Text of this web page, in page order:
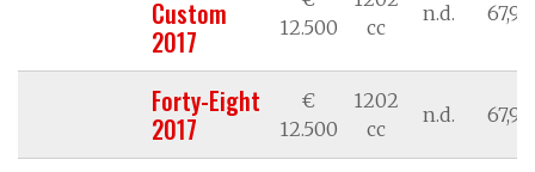
Custom
2017
12.500
cc
n.d.
Forty-Eight
2017
€
12.500
1202
cc
n.d.